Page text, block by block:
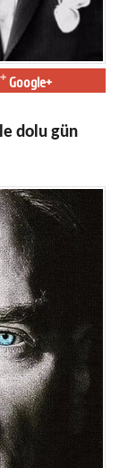
Google+
dolu gün